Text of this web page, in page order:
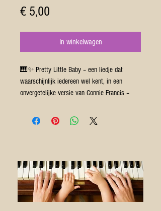
€ 5,00
In winkelwagen
🎹✨ Pretty Little Baby – een liedje dat
waarschijnlijk iedereen wel kent, in een
onvergetelijke versie van Connie Francis –
Dit nieuwe piano-arrangement is speciaal
Ik maakte een makkelijke en lichte
zomerversie die perfect is voor
beginnende pianisten.
Beschikbaar in PDF-Formaat